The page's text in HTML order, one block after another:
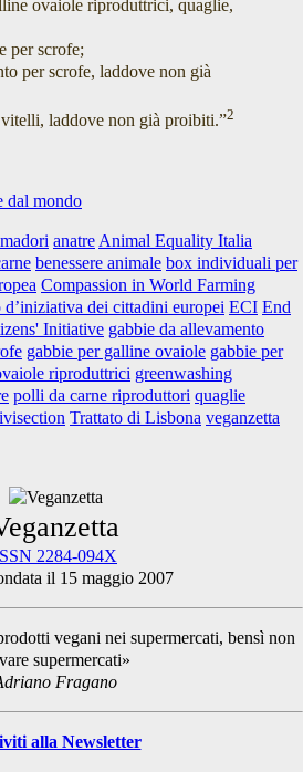
ovaiole riproduttrici, quaglie,
per scrofe;
per scrofe, laddove non già
laddove non già proibiti.”2
dal mondo
anatre Animal Equality Italia
benessere animale box individuali per
Compassion in World Farming
dei cittadini europei ECI End
Initiative gabbie da allevamento
gabbie per galline ovaiole gabbie per
riproduttrici greenwashing
polli da carne riproduttori quaglie
Trattato di Lisbona veganzetta
2284-094X
il 15 maggio 2007
vegani nei supermercati, bensì non
supermercati»
Fragano
alla Newsletter